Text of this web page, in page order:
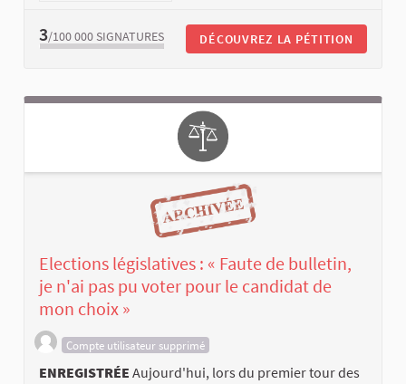
3/100 000 SIGNATURES DÉCOUVREZ LA PÉTITION
Elections législatives : « Faute de bulletin,
je n'ai pas pu voter pour le candidat de
mon choix »
Compte utilisateur supprimé
ENREGISTRÉE Aujourd'hui, lors du premier tour des